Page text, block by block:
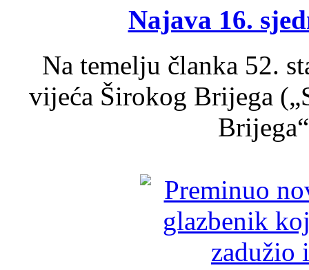
Najava 16.
Na temelju članka 52.
vijeća Širokog Brijega